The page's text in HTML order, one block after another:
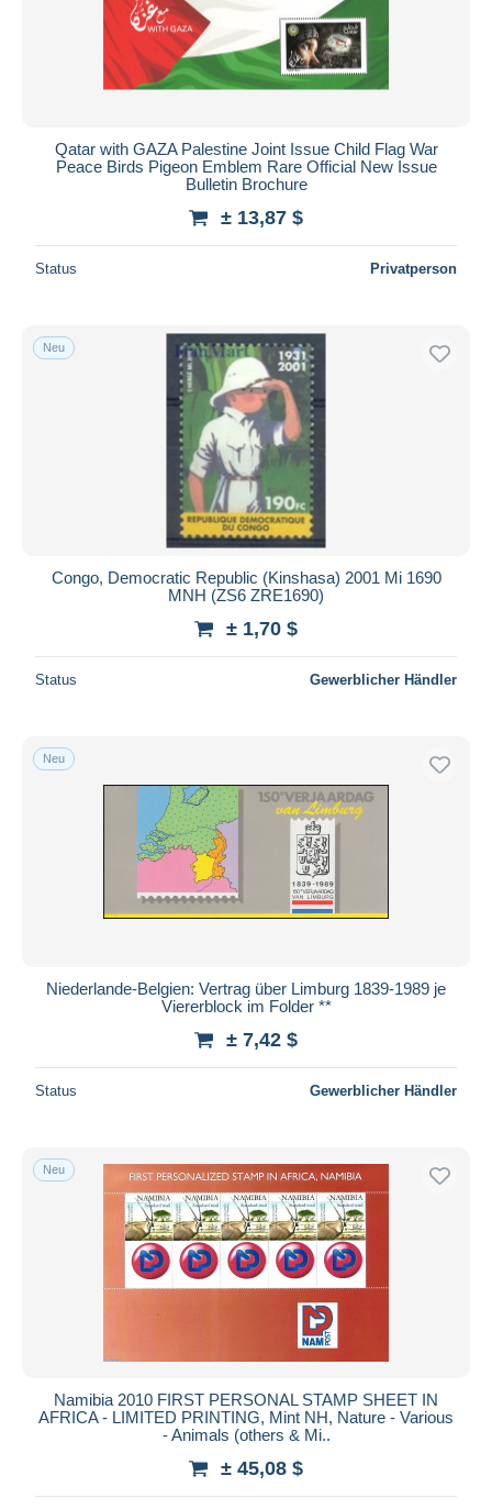
Qatar with GAZA Palestine Joint Issue Child Flag War
Peace Birds Pigeon Emblem Rare Official New Issue
Bulletin Brochure
± 13,87 $
Status Privatperson
Neu
Congo, Democratic Republic (Kinshasa) 2001 Mi 1690
MNH (ZS6 ZRE1690)
± 1,70 $
Status Gewerblicher Händler
Neu
Niederlande-Belgien: Vertrag über Limburg 1839-1989 je
Viererblock im Folder **
± 7,42 $
Status Gewerblicher Händler
Neu
Namibia 2010 FIRST PERSONAL STAMP SHEET IN
AFRICA - LIMITED PRINTING, Mint NH, Nature - Various
- Animals (others & Mi..
± 45,08 $